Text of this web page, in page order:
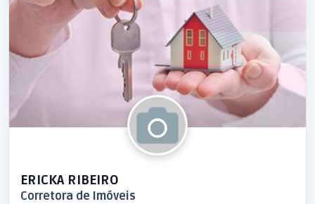
ERICKA RIBEIRO
Corretora de Imóveis